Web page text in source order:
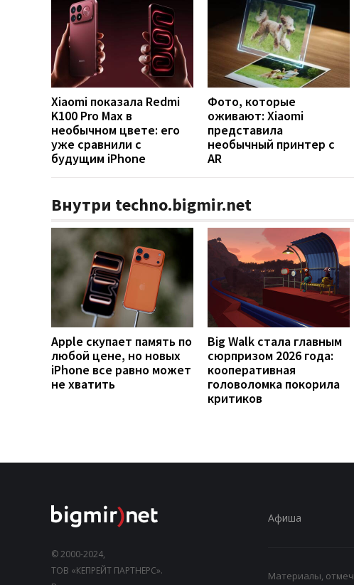
Xiaomi показала Redmi
K100 Pro Max в
необычном цвете: его
уже сравнили с
будущим iPhone
Фото, которые
оживают: Xiaomi
представила
необычный принтер с
AR
Внутри techno.bigmir.net
Apple скупает память по
любой цене, но новых
iPhone все равно может
не хватить
Big Walk стала главным
сюрпризом 2026 года:
кооперативная
головоломка покорила
критиков
© 2000-2024,
ТОВ «КЕПРЕЙТ ПАРТНЕРС».
Афиша
Материалы,